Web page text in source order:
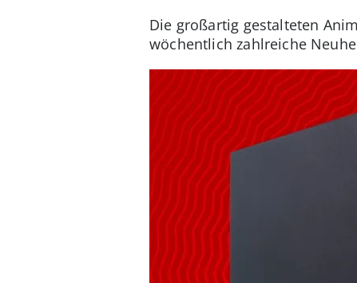
Die großartig gestalteten
wöchentlich zahlreiche